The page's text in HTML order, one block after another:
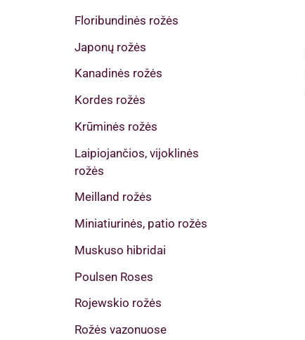
Floribundinės rožės
Japonų rožės
Kanadinės rožės
Kordes rožės
Krūminės rožės
Laipiojančios, vijoklinės
rožės
Meilland rožės
Miniatiurinės, patio rožės
Muskuso hibridai
Poulsen Roses
Rojewskio rožės
Rožės vazonuose